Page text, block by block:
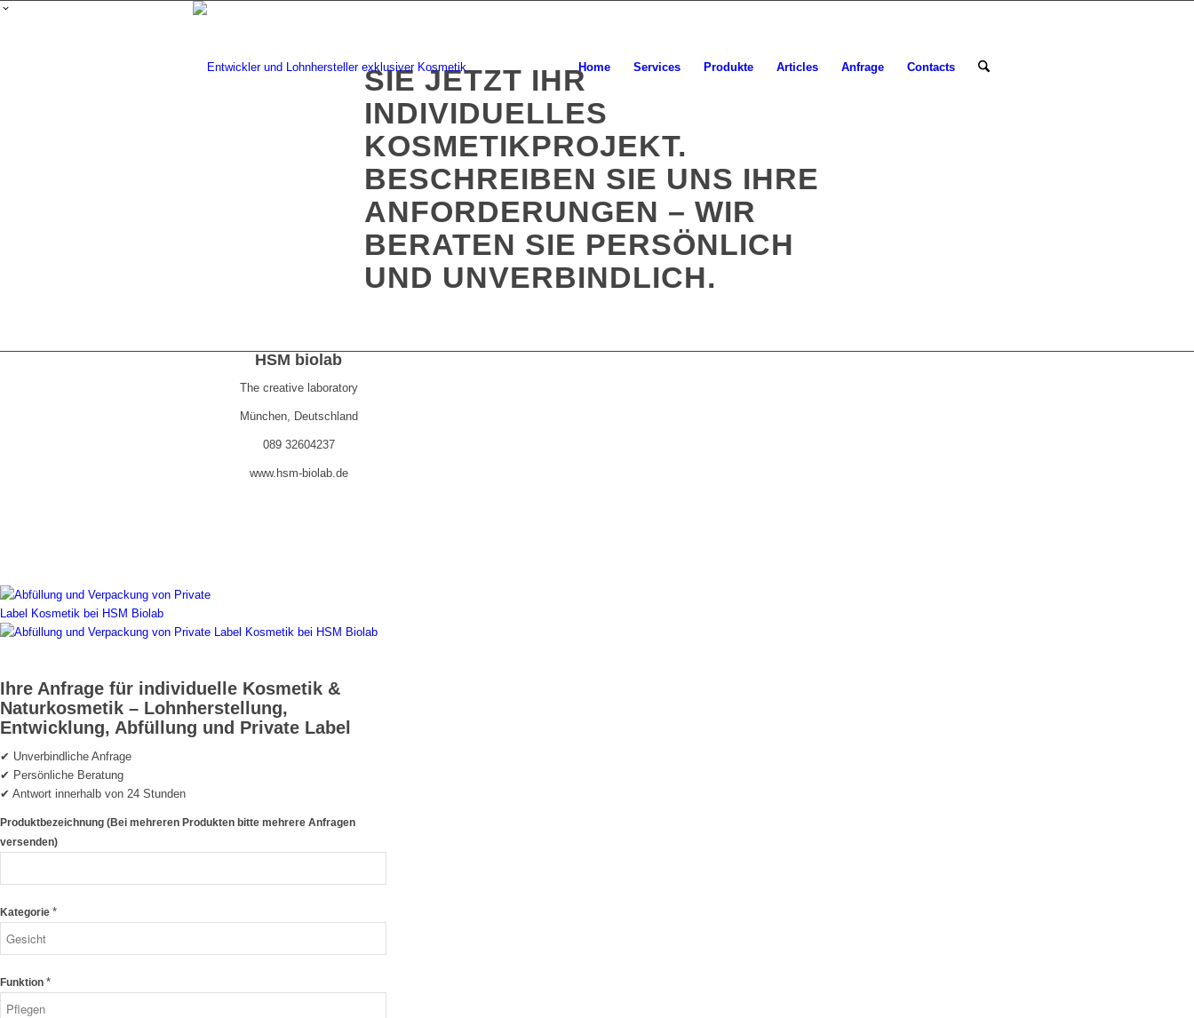
Home Services Produkte Articles Anfrage Contacts
SIE JETZT IHR
INDIVIDUELLES
KOSMETIKPROJEKT.
BESCHREIBEN SIE UNS IHRE
ANFORDERUNGEN – WIR
BERATEN SIE PERSÖNLICH
UND UNVERBINDLICH.
HSM biolab
The creative laboratory
München, Deutschland
089 32604237
www.hsm-biolab.de
Ihre Anfrage für individuelle Kosmetik &
Naturkosmetik – Lohnherstellung,
Entwicklung, Abfüllung und Private Label
✔ Unverbindliche Anfrage
✔ Persönliche Beratung
✔ Antwort innerhalb von 24 Stunden
Produktbezeichnung (Bei mehreren Produkten bitte mehrere Anfragen
versenden)
Kategorie *
Funktion *